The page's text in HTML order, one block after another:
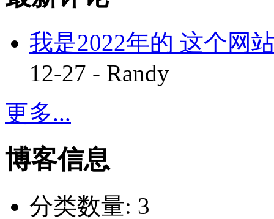
我是2022年的 这个网
12-27 - Randy
更多...
博客信息
分类数量: 3